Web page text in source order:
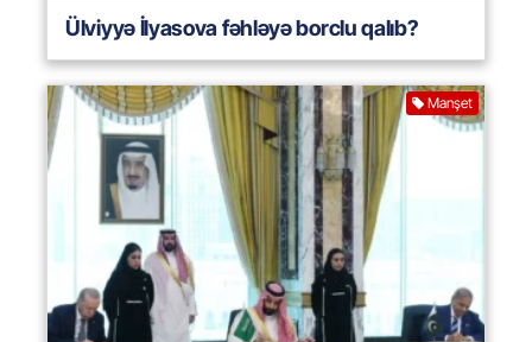
Ülviyyə İlyasova fəhləyə borclu qalıb?
Manşet